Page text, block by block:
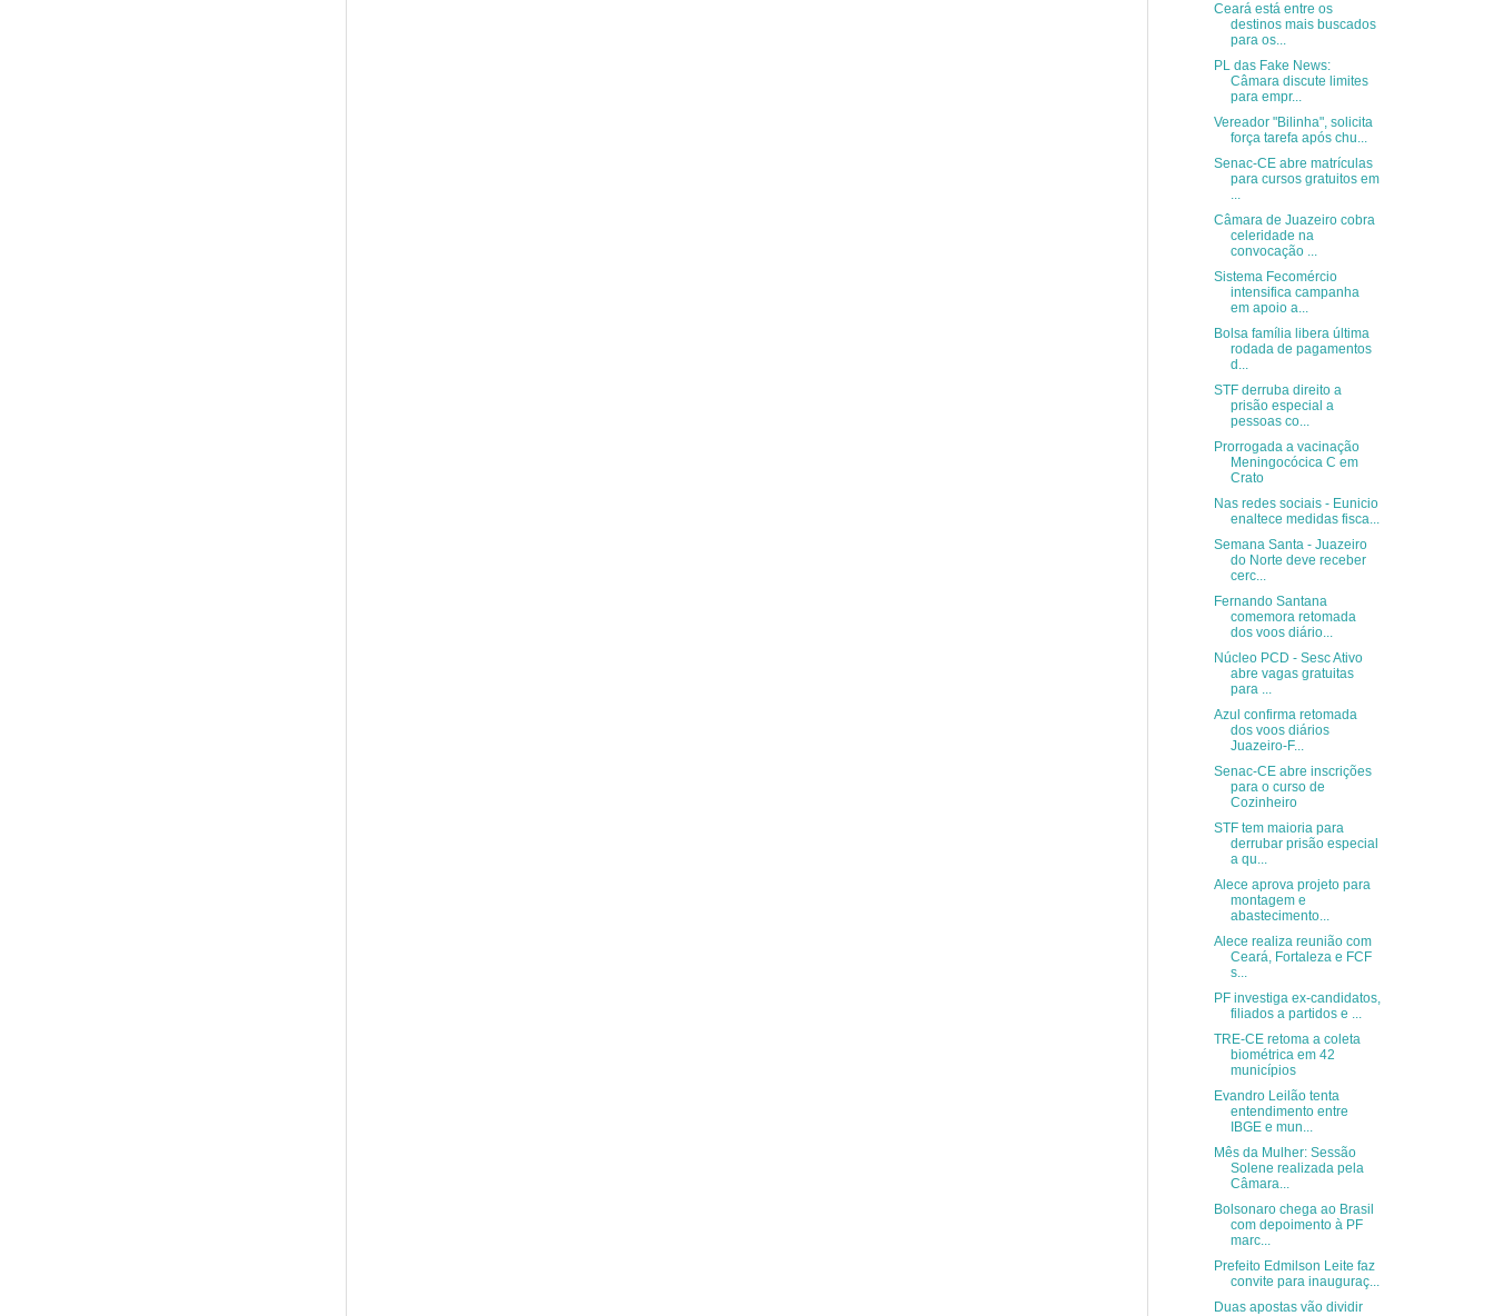
Ceará está entre os
destinos mais buscados
para os...
PL das Fake News:
Câmara discute limites
para empr...
Vereador "Bilinha", solicita
força tarefa após chu...
Senac-CE abre matrículas
para cursos gratuitos em
...
Câmara de Juazeiro cobra
celeridade na
convocação ...
Sistema Fecomércio
intensifica campanha
em apoio a...
Bolsa família libera última
rodada de pagamentos
d...
STF derruba direito a
prisão especial a
pessoas co...
Prorrogada a vacinação
Meningocócica C em
Crato
Nas redes sociais - Eunicio
enaltece medidas fisca...
Semana Santa - Juazeiro
do Norte deve receber
cerc...
Fernando Santana
comemora retomada
dos voos diário...
Núcleo PCD - Sesc Ativo
abre vagas gratuitas
para ...
Azul confirma retomada
dos voos diários
Juazeiro-F...
Senac-CE abre inscrições
para o curso de
Cozinheiro
STF tem maioria para
derrubar prisão especial
a qu...
Alece aprova projeto para
montagem e
abastecimento...
Alece realiza reunião com
Ceará, Fortaleza e FCF
s...
PF investiga ex-candidatos,
filiados a partidos e ...
TRE-CE retoma a coleta
biométrica em 42
municípios
Evandro Leilão tenta
entendimento entre
IBGE e mun...
Mês da Mulher: Sessão
Solene realizada pela
Câmara...
Bolsonaro chega ao Brasil
com depoimento à PF
marc...
Prefeito Edmilson Leite faz
convite para inauguraç...
Duas apostas vão dividir